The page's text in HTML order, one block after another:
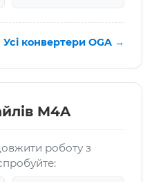
Усі конвертери OGA →
M4A
роботу з